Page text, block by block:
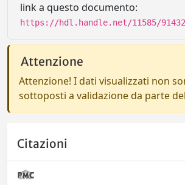
link a questo documento:
https://hdl.handle.net/11585/
Attenzione
Attenzione! I dati visualizzati non
sottoposti a validazione da parte
Citazioni